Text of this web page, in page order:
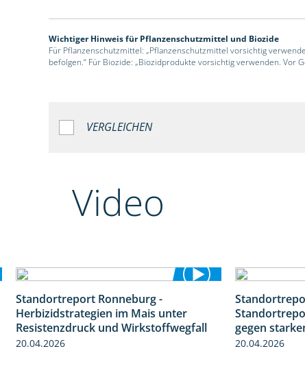
Wichtiger Hinweis für Pflanzenschutzmittel und Biozide
Für Pflanzenschutzmittel: „Pflanzenschutzmittel vorsichtig
befolgen.“ Für Biozide: „Biozidprodukte vorsichtig verwenden. Vor
VERGLEICHEN
Video
Standortreport Ronneburg -
Herbizidstrategien im Mais unter
Resistenzdruck und Wirkstoffwegfall
20.04.2026
gegen
20.04.2026